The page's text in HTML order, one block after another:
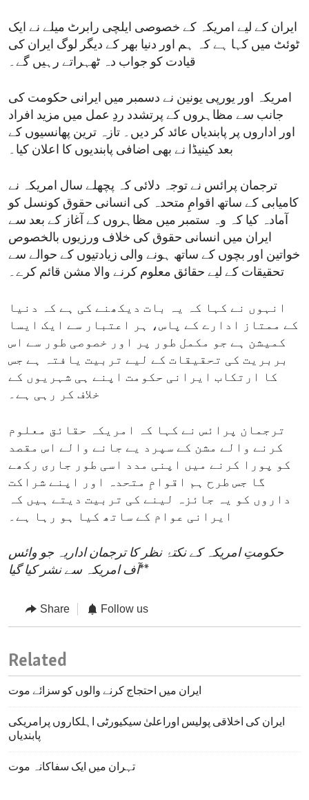
ایران کے لیے امریکہ کے خصوصی ایلچی رابرٹ میلے نے ایک
ٹوئٹ میں کہا ہے کہ ہم اور دنیا بھر کے دیگر لوگ ایران کی
قیادت کو جواب دہ ٹھہراتے رہیں گے۔
امریکہ اور یورپی یونین نے دسمبر میں ایرانی حکومت کی
جانب سے مظاہروں کے پرتشدد ردِ عمل میں مزید افراد
اور اداروں پر پابندیاں عائد کر دیں۔ تازہ ترین پھانسیوں کے
بعد کینیڈا نے بھی اضافی پابندیوں کا اعلان کیا۔
ترجمان پرائس نے توجہ دلائی کہ پچھلے سال امریکہ نے
کامیابی کے ساتھ اقوامِ متحدہ کی انسانی حقوق کونسل کو
آمادہ کیا کہ وہ ستمبر میں مظاہروں کے آغاز کے بعد سے
ایران میں انسانی حقوق کی خلاف ورزیوں بالخصوص
خواتین اور بچوں کے ساتھ ہونے والی زیادتیوں کے حوالے سے
تحقیقات کے لیے حقائق معلوم کرنے والا مشن قائم کرے۔
انہوں نے کہا کہ یہ بات دیکھنے کی ہے کہ دنیا
کے ممتاز ادارے کے پاس، ہر اعتبار سے ایک ایسا
کمیشن ہے جو مکمل طور پر اور خصوصی طور سے اس
بربریت کی تحقیقات کے لیے تربیت یافتہ ہے جس
کا ارتکاب ایرانی حکومت اپنے ہی شہریوں کے
خلاف کر رہی ہے۔
ترجمان پرائس نے کہا کہ امریکہ حقائق معلوم
کرنے والے مشن کے سپرد یے جانے والے اس مقصد
کو پورا کرنے میں اپنی مدد اسی طور جاری رکھے
گا جس طرح ہم اقوامِ متحدہ اور اپنے شراکت
داروں کو یہ جائزہ لینے کی تربیت دیتے ہیں کہ
ایرانی عوام کے ساتھ کیا ہو رہا ہے۔
حکومتِ امریکہ کے نکتۂ نظر کا ترجمان اداریہ جو وائس
آف امریکہ سے نشر کیا گیا**
Share Follow us
Related
ایران کی اخلاقی پولیس اوراعلیٰ سیکیورٹی اہلکاروں پرامریکی
پابندیاں
تہران میں ایک سفاکانہ موت